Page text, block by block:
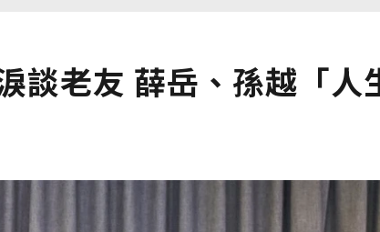
談老友 薛岳、孫越「人